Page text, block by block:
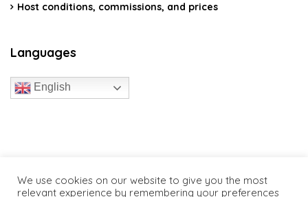
Host conditions, commissions, and prices
Languages
English
We use cookies on our website to give you the most
relevant experience by remembering your preferences